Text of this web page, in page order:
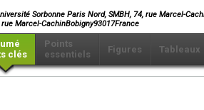
Sorbonne Paris Nord, SMBH, 74, rue Marcel-
Marcel-CachinBobigny93017France
clés
Points
essentiels
Figures Tableaux